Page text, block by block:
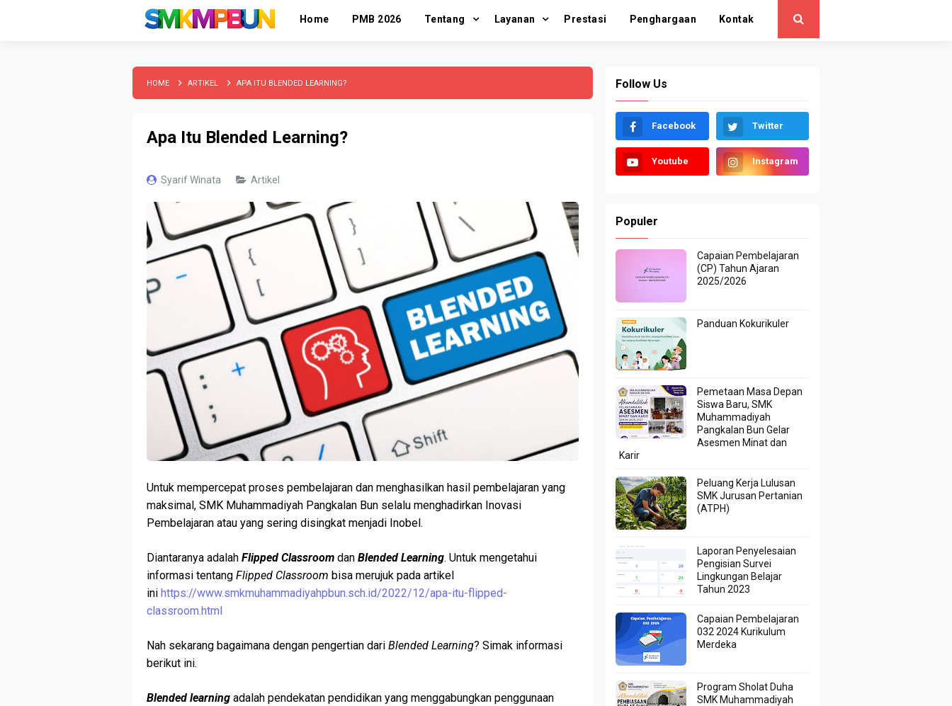
Home PMB 2026 Tentang Layanan Prestasi Penghargaan Kontak
HOME ARTIKEL APA ITU BLENDED LEARNING?
Apa Itu Blended Learning?
Syarif Winata Artikel
Untuk mempercepat proses pembelajaran dan menghasilkan hasil pembelajaran yang
maksimal, SMK Muhammadiyah Pangkalan Bun selalu menghadirkan Inovasi
Pembelajaran atau yang sering disingkat menjadi Inobel.
Diantaranya adalah Flipped Classroom dan Blended Learning. Untuk mengetahui
informasi tentang Flipped Classroom bisa merujuk pada artikel
ini https://www.smkmuhammadiyahpbun.sch.id/2022/12/apa-itu-flipped-
classroom.html
Nah sekarang bagaimana dengan pengertian dari Blended Learning? Simak informasi
berikut ini.
Blended learning adalah pendekatan pendidikan yang menggabungkan penggunaan
Follow Us
Facebook Twitter
Youtube Instagram
Populer
Capaian Pembelajaran
(CP) Tahun Ajaran
2025/2026
Panduan Kokurikuler
Pemetaan Masa Depan
Siswa Baru, SMK
Muhammadiyah
Pangkalan Bun Gelar
Asesmen Minat dan
Karir
Peluang Kerja Lulusan
SMK Jurusan Pertanian
(ATPH)
Laporan Penyelesaian
Pengisian Survei
Lingkungan Belajar
Tahun 2023
Capaian Pembelajaran
032 2024 Kurikulum
Merdeka
Program Sholat Duha
SMK Muhammadiyah